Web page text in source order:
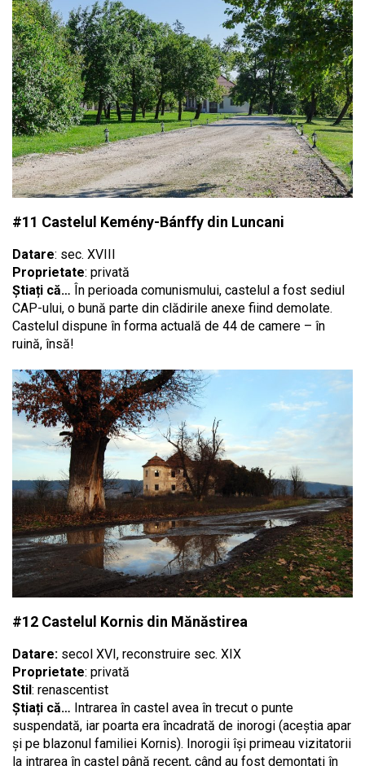
#11 Castelul Kemény-Bánffy din Luncani
Datare: sec. XVIII
Proprietate: privată
Știați că… În perioada comunismului, castelul a fost sediul
CAP-ului, o bună parte din clădirile anexe fiind demolate.
Castelul dispune în forma actuală de 44 de camere – în
ruină, însă!
#12 Castelul Kornis din Mănăstirea
Datare: secol XVI, reconstruire sec. XIX
Proprietate: privată
Stil: renascentist
Știați că… Intrarea în castel avea în trecut o punte
suspendată, iar poarta era încadrată de inorogi (aceștia apar
și pe blazonul familiei Kornis). Inorogii își primeau vizitatorii
la intrarea în castel până recent, când au fost demontați în